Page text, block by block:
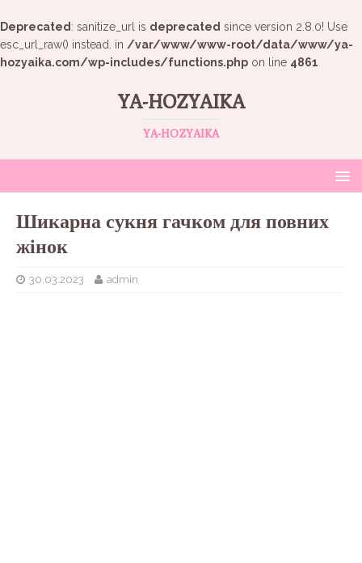
Deprecated : sanitize_url is deprecated since version 2.8.0! Use
esc_url_raw() instead. in /var/www/www-root/data/www/ya-
hozyaika.com/wp-includes/functions.php on line 4861
YA-HOZYAIKA
YA-HOZYAIKA
Шикарна сукня гачком для повних
жінок
30.03.2023 admin